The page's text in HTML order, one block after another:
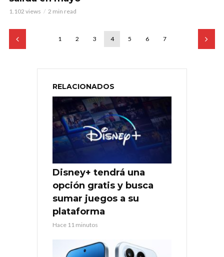
1.102 views 2 min read
1 2 3 4 5 6 7
RELACIONADOS
Disney+ tendrá una
opción gratis y busca
sumar juegos a su
plataforma
Hace 11 minutos